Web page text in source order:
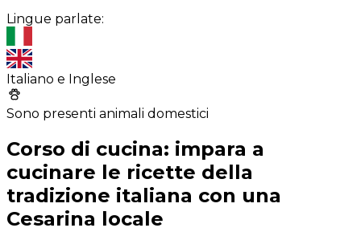
Lingue parlate:
Italiano e Inglese
Sono presenti animali domestici
Corso di cucina: impara a
cucinare le ricette della
tradizione italiana con una
Cesarina locale